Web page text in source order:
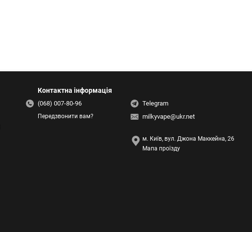
Контактна інформація
(068) 007-80-96
Передзвонити вам?
Telegram
milkyvape@ukr.net
м. Київ, вул. Джона Маккейна, 26
Мапа проїзду